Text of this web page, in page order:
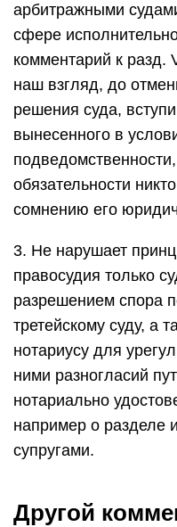
арбитражными
сфере
комментарий к разд.
наш взгляд, до
решения суда,
вынесенного в
обязательности
сомнению его
3. Не нарушает
правосудия только
разрешением спора
третейскому суду, а
нотариусу для
ними разногласий
нотариально
например о разделе
супругами.
Другой